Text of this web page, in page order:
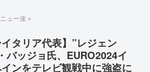
ュー速＋
イタリア代表】”レジェン
バッジョ氏、EURO2024イ
ンをテレビ観戦中に強盗に